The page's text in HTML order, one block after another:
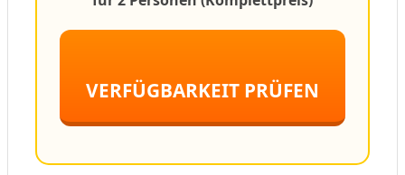
VERFÜGBARKEIT PRÜFEN